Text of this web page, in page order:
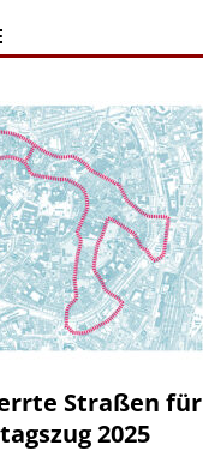
Straßen für
2025